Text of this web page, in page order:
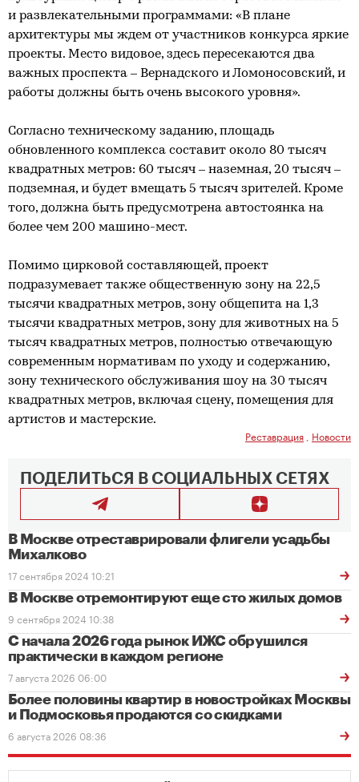
и развлекательными программами: «В плане
архитектуры мы ждем от участников конкурса яркие
проекты. Место видовое, здесь пересекаются два
важных проспекта – Вернадского и Ломоносовский, и
работы должны быть очень высокого уровня».
Согласно техническому заданию, площадь
обновленного комплекса составит около 80 тысяч
квадратных метров: 60 тысяч – наземная, 20 тысяч –
подземная, и будет вмещать 5 тысяч зрителей. Кроме
того, должна быть предусмотрена автостоянка на
более чем 200 машино-мест.
Помимо цирковой составляющей, проект
подразумевает также общественную зону на 22,5
тысячи квадратных метров, зону общепита на 1,3
тысячи квадратных метров, зону для животных на 5
тысяч квадратных метров, полностью отвечающую
современным нормативам по уходу и содержанию,
зону технического обслуживания шоу на 30 тысяч
квадратных метров, включая сцену, помещения для
артистов и мастерские.
Реставрация Новости
ПОДЕЛИТЬСЯ В СОЦИАЛЬНЫХ СЕТЯХ
В Москве отреставрировали флигели усадьбы
Михалково
17 сентября 2024 10:21
В Москве отремонтируют еще сто жилых домов
9 сентября 2024 10:38
С начала 2026 года рынок ИЖС обрушился
практически в каждом регионе
7 августа 2026 06:00
Более половины квартир в новостройках Москвы
и Подмосковья продаются со скидками
6 августа 2026 08:36